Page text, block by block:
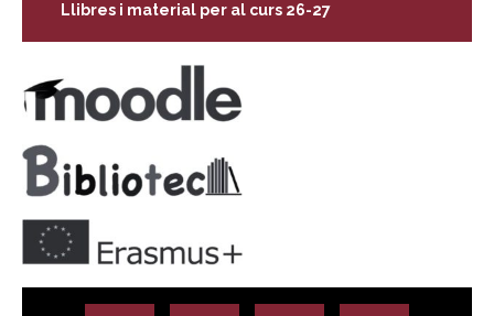
Llibres i material per al curs 26-27